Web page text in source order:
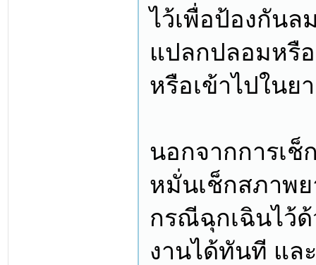
ไว้เพื่อป้องกันล
แปลกปลอมหรื
หรือเข้าไปในย
นอกจากการเช็
หมั่นเช็กสภาพ
กรณีฉุกเฉินไว้
งานได้ทันที แล